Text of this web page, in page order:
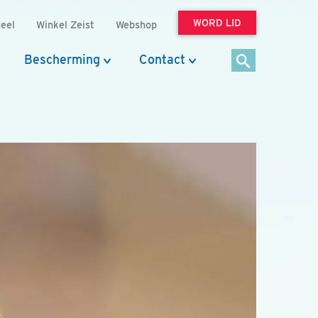
Winkel Zeist Webshop WORD LID
Bescherming Contact